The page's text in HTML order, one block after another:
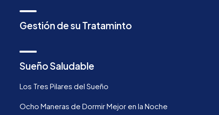
Gestión de su Trataminto
Sueño Saludable
Los Tres Pilares del Sueño
Ocho Maneras de Dormir Mejor en la Noche